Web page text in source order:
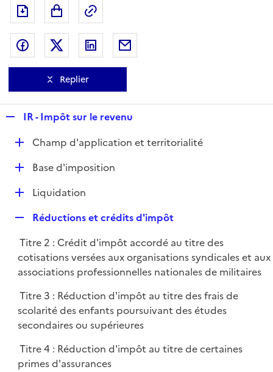
Exporter le document au format pdf
Partager sur Facebook
Partager sur Twitter
Partager sur LinkedIn
Replier
p
l
i
e
IR - Impôt sur le revenu
DChamp d'application et territorialité
D
e
r
Base d'imposition
D
l
i
e
r
Liquidation
p
l
i
e
Réductions et crédits d'impôt
Titre 2 : Crédit d'impôt accordé au titre des
cotisations versées aux organisations syndicales et aux
associations professionnelles nationales de militaires
Titre 3 : Réduction d'impôt au titre des frais de
scolarité des enfants poursuivant des études
secondaires ou supérieures
Titre 4 : Réduction d'impôt au titre de certaines
primes d'assurances